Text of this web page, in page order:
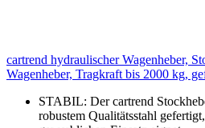
cartrend hydraulischer Wagenheber,
Wagenheber, Tragkraft bis 2000 kg,
STABIL: Der cartrend
robustem Qualitätsstahl